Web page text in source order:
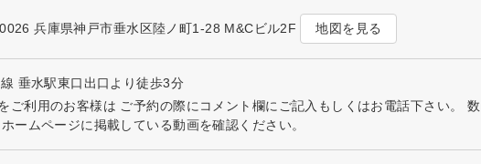
兵庫県神戸市垂水区陸ノ町1-28 M&Cビル2F 地図を見る
垂水駅東口出口より徒歩3分
ご利用のお客様は ご予約の際にコメント欄にご記入もしくはお電話下さい。
ームページに掲載している動画を確認ください。